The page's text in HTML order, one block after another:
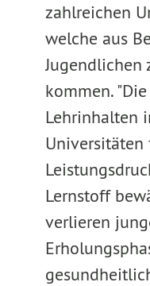
zahlreichen
welche aus
Jugendlichen
kommen.
Lehrinhalten
Lernstoff
verlieren